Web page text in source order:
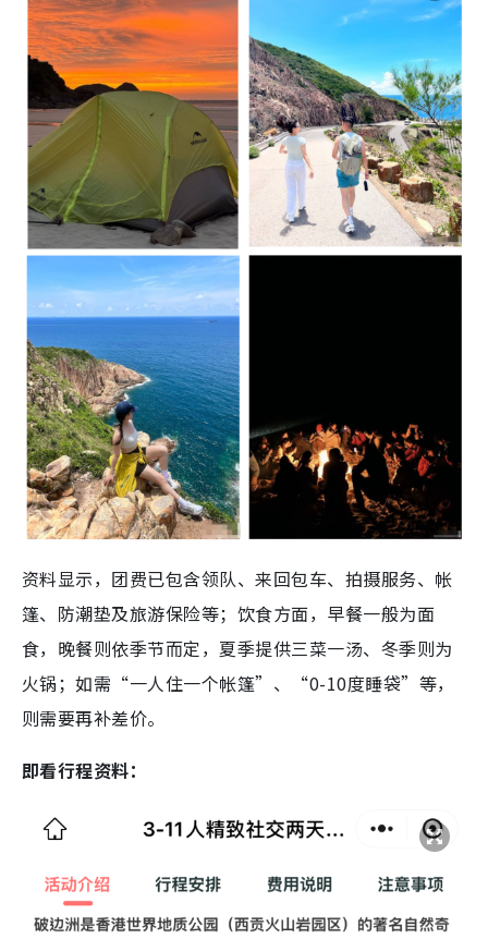
资料显示，团费已包含领队、来回包车、拍摄服务、帐
篷、防潮垫及旅游保险等；饮食方面，早餐一般为面
食，晚餐则依季节而定，夏季提供三菜一汤、冬季则为
火锅；如需“一人住一个帐篷”、“0-10度睡袋”等，
则需要再补差价。
即看行程资料：